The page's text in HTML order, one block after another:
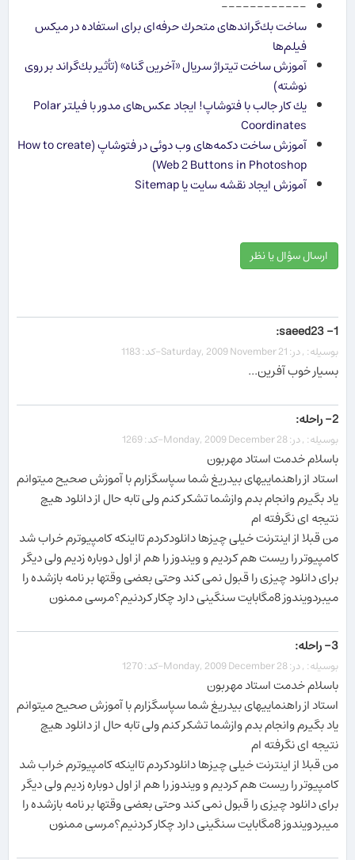
------------
ساخت بك‌گراندهای متحرك حرفه‌ای برای استفاده در میكس
فیلم‌ها
آموزش ساخت تیتراژ سریال «آخرین گناه» (تأثیر بك‌گراند بر روی
نوشته)
یك كار جالب با فتوشاپ! ایجاد عكس‌های مدور با فیلتر Polar
Coordinates
آموزش ساخت دکمه‌های وب دوئی در فتوشاپ (How to create
Web 2 Buttons in Photoshop)
آموزش ایجاد نقشه سایت یا Sitemap
ارسال سؤال یا نظر
1- saeed23:
بوسیله: , در: Saturday, 2009 November 21-کد: 1183
بسیار خوب آفرین...
2- راحله:
بوسیله: , در: Monday, 2009 December 28-کد: 1269
باسلام خدمت استاد مهربون
استاد از راهنماییهای بیدریغ شما سپاسگزارم با آموزش صحیح میتوانم
یاد بگیرم وانجام بدم وازشما تشکر کنم ولی تابه حال از دانلود هیچ
نتیجه ای نگرفته ام
من قبلا از اینترنت خیلی چیزها دانلودکردم تااینکه کامپیوترم خراب شد
کامپیوتر را ریست هم کردیم و ویندوز را هم از اول دوباره زدیم ولی دیگر
برای دانلود چیزی را قبول نمی کند وحتی بعضی وقتها بر نامه بازشده را
میبردویندوز 8مگابایت سنگینی دارد چکار کردنیم؟مرسی ممنون
3- راحله:
بوسیله: , در: Monday, 2009 December 28-کد: 1270
باسلام خدمت استاد مهربون
استاد از راهنماییهای بیدریغ شما سپاسگزارم با آموزش صحیح میتوانم
یاد بگیرم وانجام بدم وازشما تشکر کنم ولی تابه حال از دانلود هیچ
نتیجه ای نگرفته ام
من قبلا از اینترنت خیلی چیزها دانلودکردم تااینکه کامپیوترم خراب شد
کامپیوتر را ریست هم کردیم و ویندوز را هم از اول دوباره زدیم ولی دیگر
برای دانلود چیزی را قبول نمی کند وحتی بعضی وقتها بر نامه بازشده را
میبردویندوز 8مگابایت سنگینی دارد چکار کردنیم؟مرسی ممنون